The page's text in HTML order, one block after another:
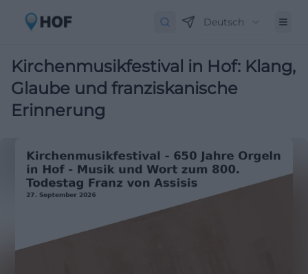
Deutsch
Kirchenmusikfestival in Hof: Klang,
Glaube und franziskanische
Erinnerung